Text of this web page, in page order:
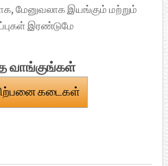
மேனுவலாக இயங்கும் மற்றும்
இரண்டுமே
வாங்குங்கள்
கடைகள்